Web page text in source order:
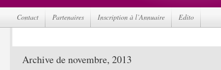
Contact Partenaires Inscription à l’Annuaire Edito
Archive de novembre, 2013